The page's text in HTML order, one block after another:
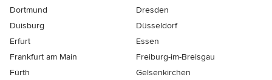
Dortmund
Dresden
Duisburg
Düsseldorf
Erfurt
Essen
Frankfurt am Main
Freiburg-im-Breisgau
Fürth
Gelsenkirchen